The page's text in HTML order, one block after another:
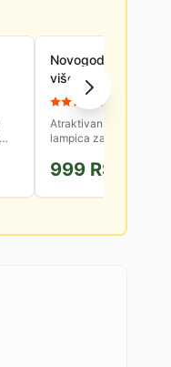
Novogodišnje
višebojnih LED
(
Atraktivan niz od 100
lampica za
domu.
999 RSD